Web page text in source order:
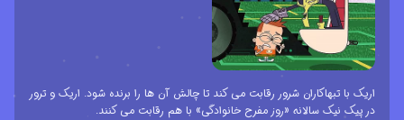
اریک با تبهاکاران شرور رقابت می کند تا چالش آن ها را برنده شود. اریک و ترور
در پیک نیک سالانه «روز مفرح خانوادگی» با هم رقابت می کنند.